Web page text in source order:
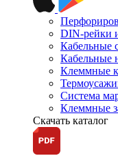
DIN-рейки
Кабельные
Кабельные
Клеммные
Система
Клеммные
Скачать каталог